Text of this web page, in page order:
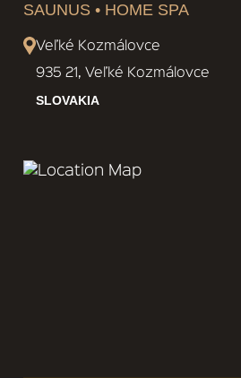
SAUNUS • HOME SPA
Veľké Kozmálovce
935 21, Veľké Kozmálovce
SLOVAKIA